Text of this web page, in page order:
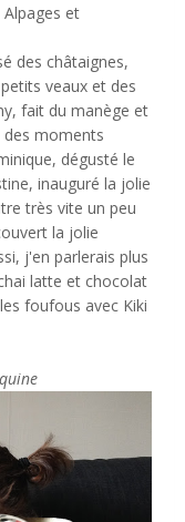
et
des châtaignes,
veaux et des
fait du manège et
des moments
dégusté le
inauguré la jolie
très vite un peu
la jolie
j'en parlerais plus
latte et chocolat
foufous avec Kiki